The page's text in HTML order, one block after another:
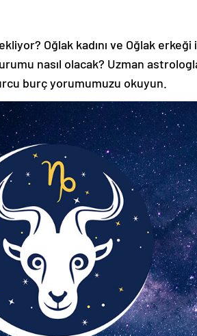
Oğlak kadını ve Oğlak
nasıl olacak? Uzman
burç yorumumuzu okuyun.